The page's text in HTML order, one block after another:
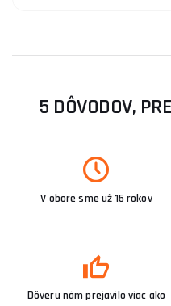
5 DÔVODOV,
V obore sme už 15 rokov
Dôveru nám prejavilo viac ako